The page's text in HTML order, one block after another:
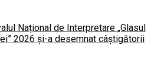
Național de Interpretare „Glasul
2026 și-a desemnat câștigătorii